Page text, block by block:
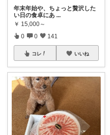
年末年始や、ちょっと贅沢した
い日の食卓にあ ...
￥ 15,000～
0 0 141
コレ いいね